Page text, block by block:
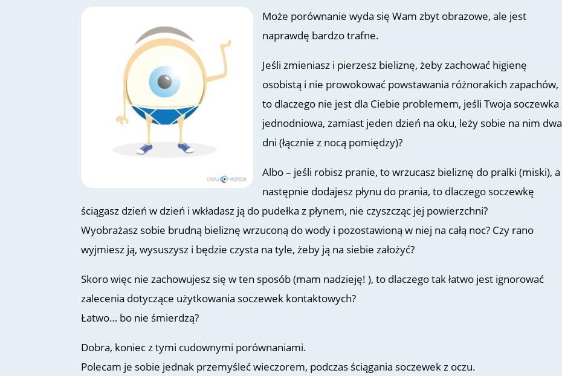
Może porównanie wyda się Wam zbyt obrazowe, ale jest
naprawdę bardzo trafne.
Jeśli zmieniasz i pierzesz bieliznę, żeby zachować higienę
osobistą i nie prowokować powstawania różnorakich zapachów,
to dlaczego nie jest dla Ciebie problemem, jeśli Twoja soczewka
jednodniowa, zamiast jeden dzień na oku, leży sobie na nim dwa
dni (łącznie z nocą pomiędzy)?
Albo – jeśli robisz pranie, to wrzucasz bieliznę do pralki (miski), a
następnie dodajesz płynu do prania, to dlaczego soczewkę
ściągasz dzień w dzień i wkładasz ją do pudełka z płynem, nie czyszcząc jej powierzchni?
Wyobrażasz sobie brudną bieliznę wrzuconą do wody i pozostawioną w niej na całą noc? Czy rano
wyjmiesz ją, wysuszysz i będzie czysta na tyle, żeby ją na siebie założyć?
Skoro więc nie zachowujesz się w ten sposób (mam nadzieję! ), to dlaczego tak łatwo jest ignorować
zalecenia dotyczące użytkowania soczewek kontaktowych?
Łatwo… bo nie śmierdzą?
Dobra, koniec z tymi cudownymi porównaniami.
Polecam je sobie jednak przemyśleć wieczorem, podczas ściągania soczewek z oczu.